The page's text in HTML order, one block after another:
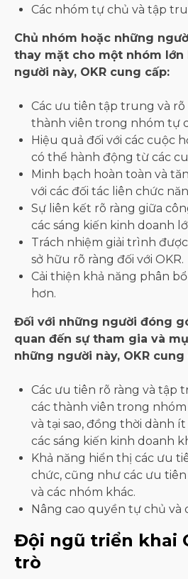
Các nhóm tự chủ và tập
Chủ nhóm hoặc những
thay mặt cho một nhóm lớn
người này, OKR cung cấp:
Các ưu tiên tập trung và rõ
thành viên trong nhóm tự
Hiệu quả đối với các cuộc
có thể hành động từ các
Minh bạch hoàn toàn và
với các đối tác liên chức
Sự liên kết rõ ràng giữa
các sáng kiến ​​kinh doanh
Trách nhiệm giải trình
sở hữu rõ ràng đối với OKR.
Cải thiện khả năng phân
hơn.
Đối với những người đóng
quan đến sự tham gia và
những người này, OKR cung
Các ưu tiên rõ ràng và tập
các thành viên trong
và tại sao, đồng thời dành
các sáng kiến ​​kinh doanh
Khả năng hiển thị các ưu
chức, cũng như các ưu
và các nhóm khác.
Nâng cao quyền tự chủ và
Đội ngũ triển khai
trò